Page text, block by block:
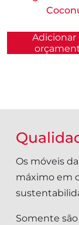
Adicionar
Os móveis da
máximo em
Somente